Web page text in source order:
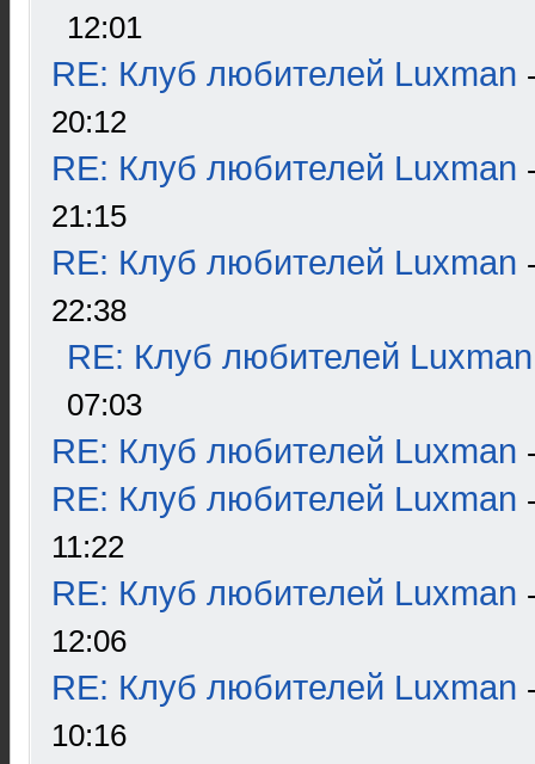
12:01
RE: Клуб любителей Luxman
20:12
RE: Клуб любителей Luxman
21:15
RE: Клуб любителей Luxman
22:38
RE: Клуб любителей Luxman
07:03
RE: Клуб любителей Luxman
RE: Клуб любителей Luxman
11:22
RE: Клуб любителей Luxman
12:06
RE: Клуб любителей Luxman
10:16